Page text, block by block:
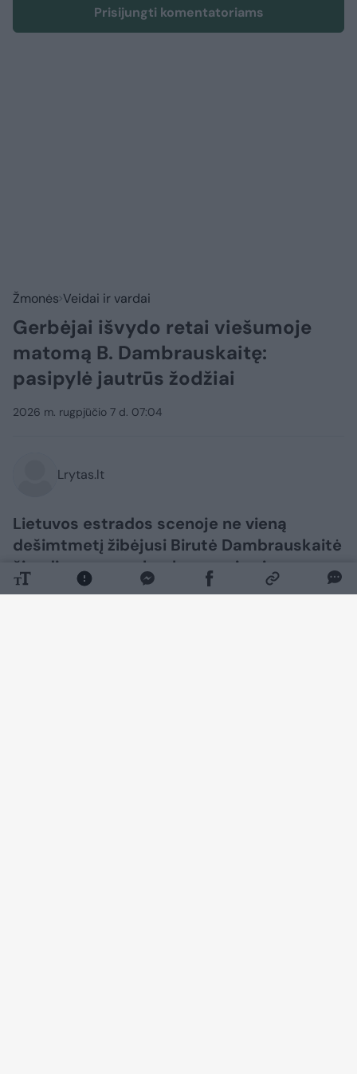
Prisijungti komentatoriams
Žmonės Veidai ir vardai
Gerbėjai išvydo retai viešumoje
matomą B. Dambrauskaitę:
pasipylė jautrūs žodžiai
2026 m. rugpjūčio 7 d. 07:04
Lrytas.lt
Lietuvos estrados scenoje ne vieną
dešimtmetį žibėjusi Birutė Dambrauskaitė
šiandien gyvena kur kas ramiau ir
viešumoje pasirodo itin retai. Vis dėlto